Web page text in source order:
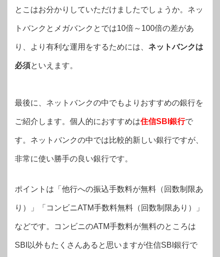
とこはお分かりしていただけましたでしょうか。ネッ
トバンクとメガバンクとでは10倍～100倍の差があ
り、より有利な運用をするためには、 ネットバンクは
必須といえます。
最後に、ネットバンクの中でもよりおすすめの銀行を
ご紹介します。個人的におすすめは住信SBI銀行で
す。ネットバンクの中では比較的新しい銀行ですが、
非常に使い勝手の良い銀行です。
ポイントは「他行への振込手数料が無料（回数制限あ
り）」「コンビニATM手数料無料（回数制限あり）」
などです。コンビニのATM手数料が無料のところは
SBI以外もたくさんあると思いますが住信SBI銀行で